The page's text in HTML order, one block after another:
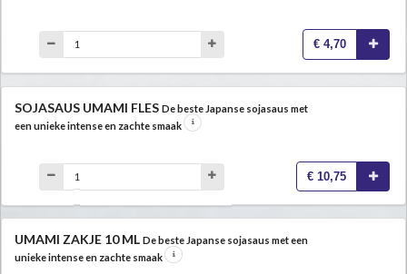
€ 4,70
SOJASAUS UMAMI FLES De beste Japanse sojasaus met
een unieke intense en zachte smaak
€ 10,75
UMAMI ZAKJE 10 ML De beste Japanse sojasaus met een
unieke intense en zachte smaak